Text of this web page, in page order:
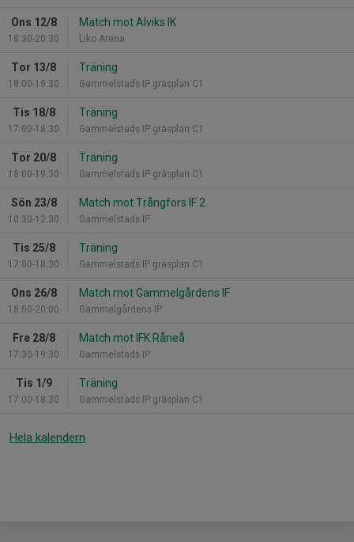
Ons 12/8
18:30-20:30
Match mot Alviks IK
Liko Arena
Tor 13/8
18:00-19:30
Träning
Gammelstads IP gräsplan C1
Tis 18/8
17:00-18:30
Träning
Gammelstads IP gräsplan C1
Tor 20/8
18:00-19:30
Träning
Gammelstads IP gräsplan C1
Sön 23/8
10:30-12:30
Match mot Trångfors IF 2
Gammelstads IP
Tis 25/8
17:00-18:30
Träning
Gammelstads IP gräsplan C1
Ons 26/8
18:00-20:00
Match mot Gammelgårdens IF
Gammelgårdens IP
Fre 28/8
17:30-19:30
Match mot IFK Råneå
Gammelstads IP
Tis 1/9
17:00-18:30
Träning
Gammelstads IP gräsplan C1
Hela kalendern